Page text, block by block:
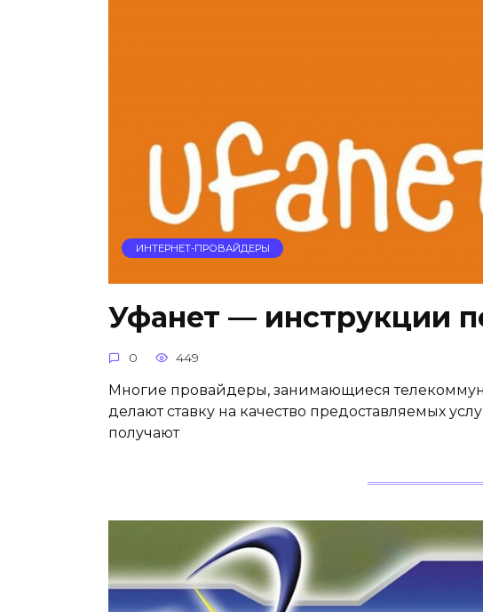
ИНТЕРНЕТ-ПРОВАЙДЕРЫ
Уфанет — инструкции
0 449
Многие провайдеры, занимающиеся
делают ставку на качество предоставляемых
получают